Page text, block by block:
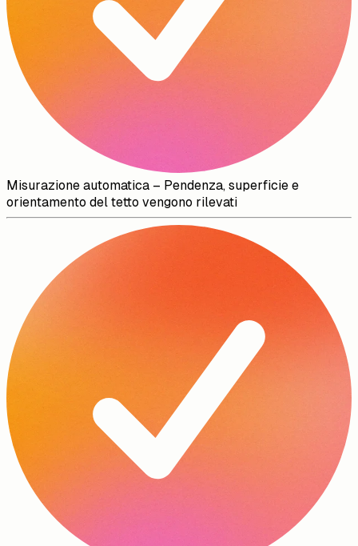
Misurazione automatica – Pendenza, superficie e
orientamento del tetto vengono rilevati